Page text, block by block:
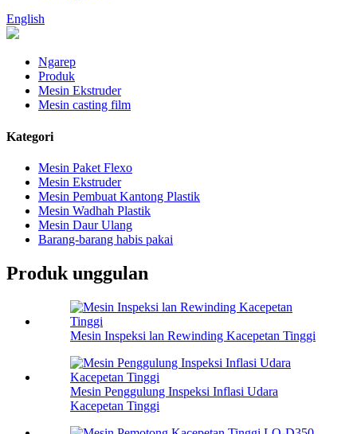
English
Ngarep
Produk
Mesin Ekstruder
Mesin casting film
Kategori
Mesin Paket Flexo
Mesin Ekstruder
Mesin Pembuat Kantong Plastik
Mesin Wadhah Plastik
Mesin Daur Ulang
Barang-barang habis pakai
Produk unggulan
Mesin Inspeksi lan Rewinding Kacepetan Tinggi
Mesin Penggulung Inspeksi Inflasi Udara
Kacepetan Tinggi